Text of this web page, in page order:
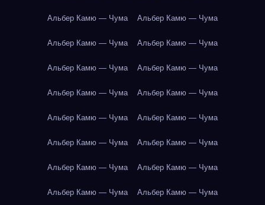
Альбер Камю — Чума Альбер Камю — Чума
Альбер Камю — Чума Альбер Камю — Чума
Альбер Камю — Чума Альбер Камю — Чума
Альбер Камю — Чума Альбер Камю — Чума
Альбер Камю — Чума Альбер Камю — Чума
Альбер Камю — Чума Альбер Камю — Чума
Альбер Камю — Чума Альбер Камю — Чума
Альбер Камю — Чума Альбер Камю — Чума